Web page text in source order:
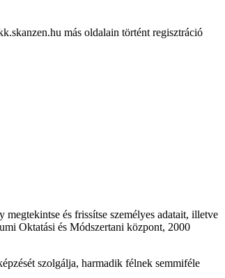
más oldalain történt regisztráció
és frissítse személyes adatait, illetve
Oktatási és Módszertani központ, 2000
szolgálja, harmadik félnek semmiféle